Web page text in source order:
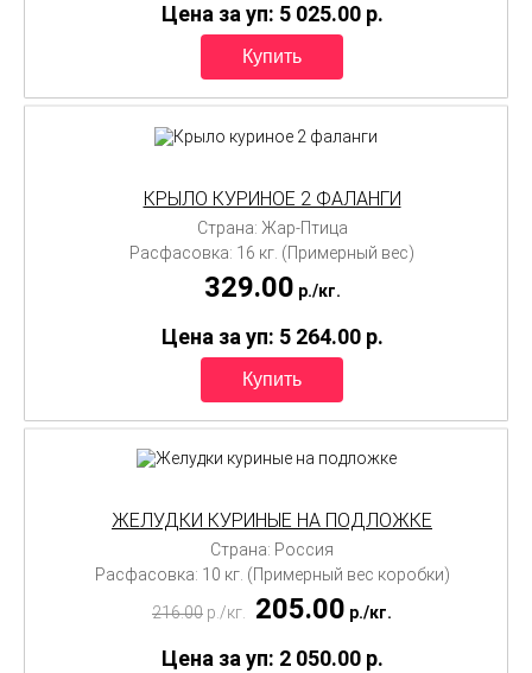
Цена за уп: 5 025.00 p.
КРЫЛО КУРИНОЕ 2 ФАЛАНГИ
Страна: Жар-Птица
Расфасовка: 16 кг. (Примерный вес)
329.00 p./кг.
Цена за уп: 5 264.00 p.
ЖЕЛУДКИ КУРИНЫЕ НА ПОДЛОЖКЕ
Страна: Россия
Расфасовка: 10 кг. (Примерный вес коробки)
216.00 p./кг. 205.00 p./кг.
Цена за уп: 2 050.00 p.